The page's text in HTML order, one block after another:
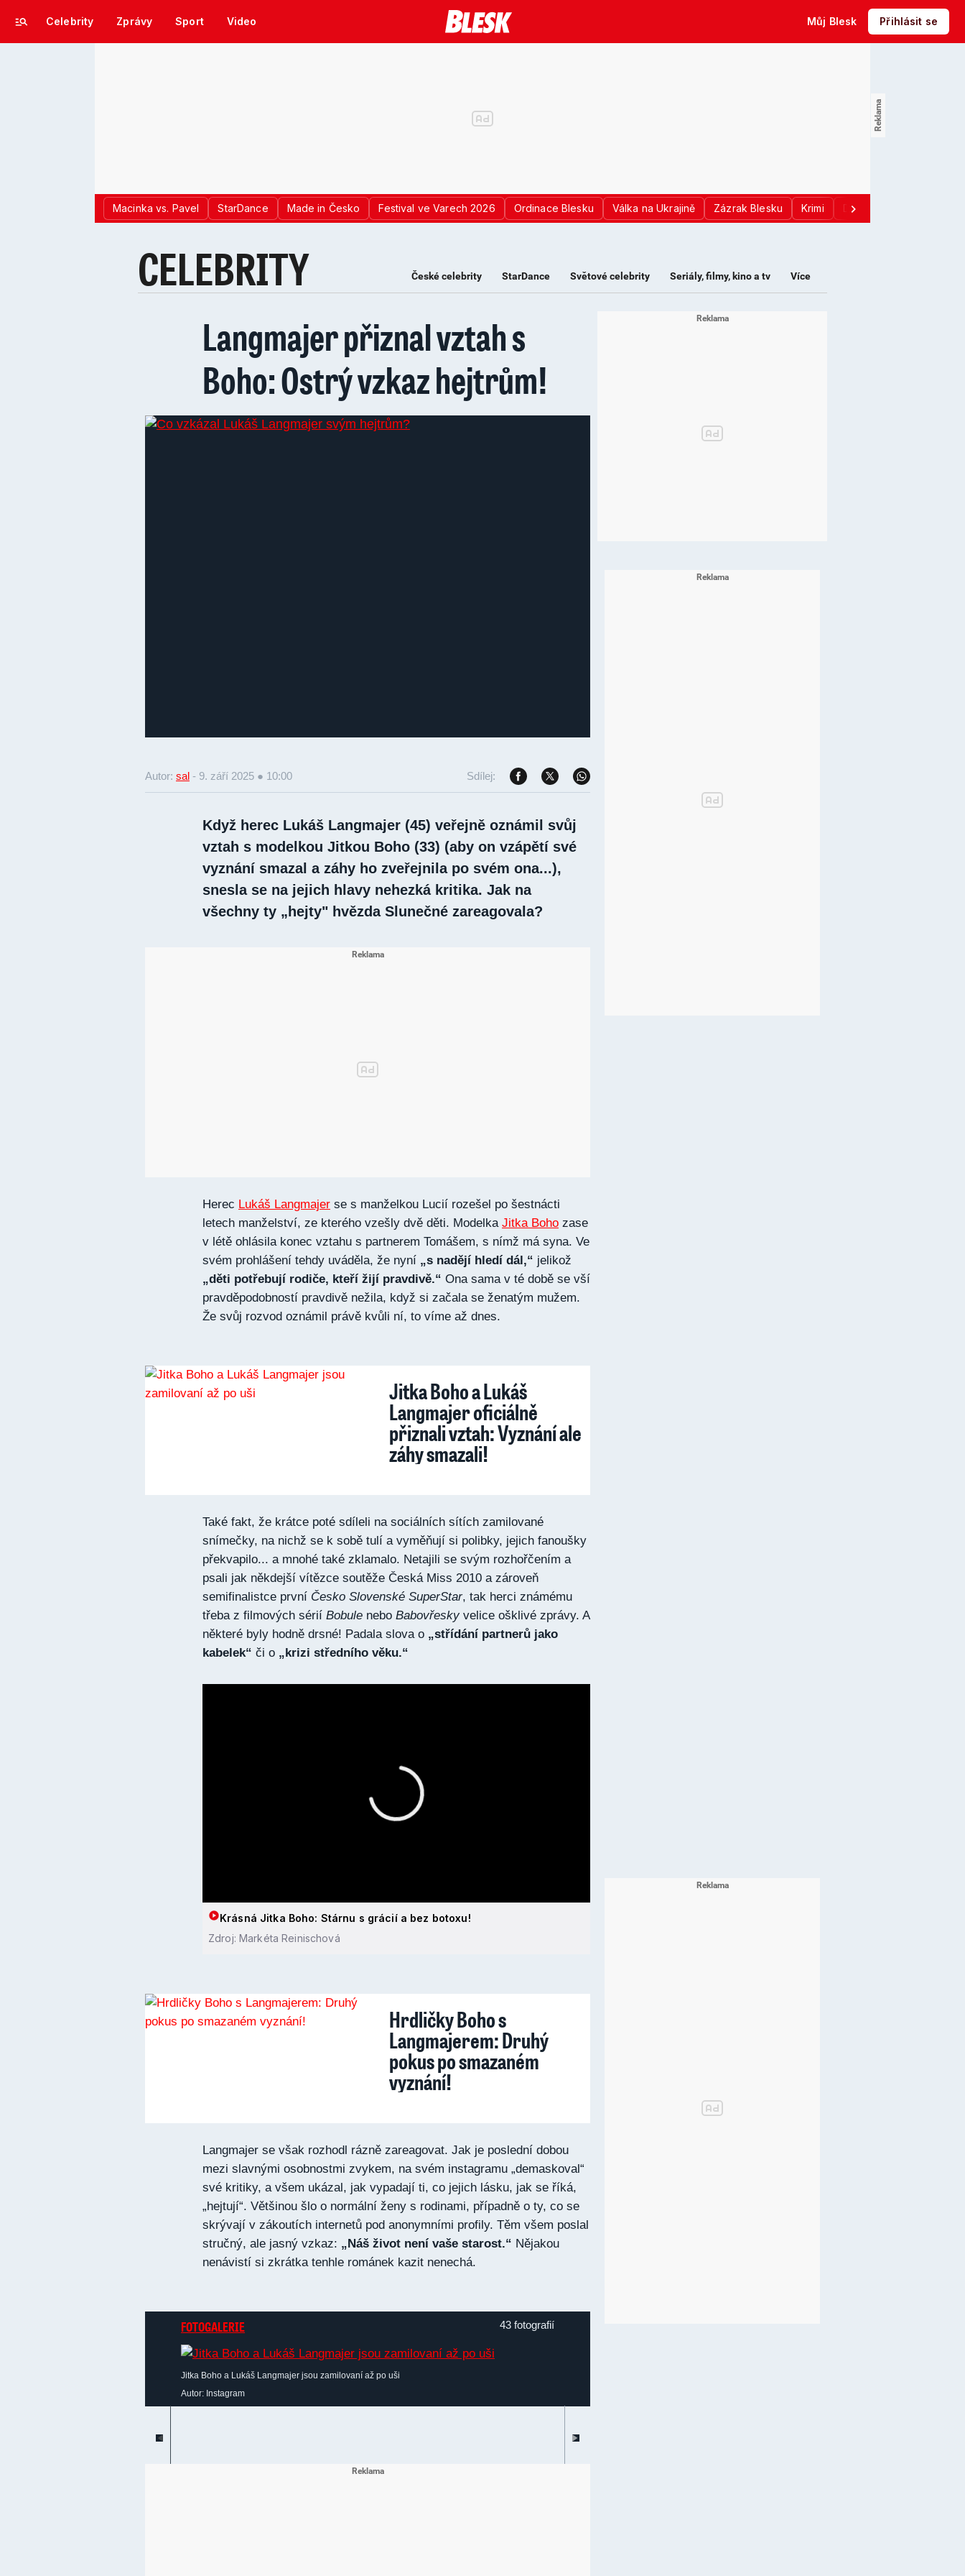
Celebrity Zprávy Sport Video Můj Blesk Přihlásit se
Macinka vs. Pavel StarDance Made in Česko Festival ve Varech 2026 Ordinace Blesku Válka na Ukrajině Zázrak Blesku Krimi Donald Trump
CELEBRITY České celebrity StarDance Světové celebrity Seriály, filmy, kino a tv Více
Langmajer přiznal vztah s
Boho: Ostrý vzkaz hejtrům!
Autor: sal - 9. září 2025 ● 10:00 Sdílej:
Když herec Lukáš Langmajer (45) veřejně oznámil svůj
vztah s modelkou Jitkou Boho (33) (aby on vzápětí své
vyznání smazal a záhy ho zveřejnila po svém ona...),
snesla se na jejich hlavy nehezká kritika. Jak na
všechny ty „hejty" hvězda Slunečné zareagovala?
Herec Lukáš Langmajer se s manželkou Lucií rozešel po šestnácti
letech manželství, ze kterého vzešly dvě děti. Modelka Jitka Boho zase
v létě ohlásila konec vztahu s partnerem Tomášem, s nímž má syna. Ve
svém prohlášení tehdy uváděla, že nyní „s nadějí hledí dál,“ jelikož
„děti potřebují rodiče, kteří žijí pravdivě.“ Ona sama v té době se vší
pravděpodobností pravdivě nežila, když si začala se ženatým mužem.
Že svůj rozvod oznámil právě kvůli ní, to víme až dnes.
Jitka Boho a Lukáš
Langmajer oficiálně
přiznali vztah: Vyznání ale
záhy smazali!
Také fakt, že krátce poté sdíleli na sociálních sítích zamilované
snímečky, na nichž se k sobě tulí a vyměňují si polibky, jejich fanoušky
překvapilo... a mnohé také zklamalo. Netajili se svým rozhořčením a
psali jak někdejší vítězce soutěže Česká Miss 2010 a zároveň
semifinalistce první Česko Slovenské SuperStar, tak herci známému
třeba z filmových sérií Bobule nebo Babovřeskyvelice ošklivé zprávy. A
některé byly hodně drsné! Padala slova o „střídání partnerů jako
kabelek“ či o „krizi středního věku.“
Krásná Jitka Boho: Stárnu s grácií a bez botoxu!
Zdroj: Markéta Reinischová
Hrdličky Boho s
Langmajerem: Druhý
pokus po smazaném
vyznání!
Langmajer se však rozhodl rázně zareagovat. Jak je poslední dobou
mezi slavnými osobnostmi zvykem, na svém instagramu „demaskoval“
své kritiky, a všem ukázal, jak vypadají ti, co jejich lásku, jak se říká,
„hejtují“. Většinou šlo o normální ženy s rodinami, případně o ty, co se
skrývají v zákoutích internetů pod anonymními profily. Těm všem poslal
stručný, ale jasný vzkaz: „Náš život není vaše starost.“ Nějakou
nenávistí si zkrátka tenhle románek kazit nenechá.
FOTOGALERIE 43 fotografií
Jitka Boho a Lukáš Langmajer jsou zamilovaní až po uši
Autor: Instagram